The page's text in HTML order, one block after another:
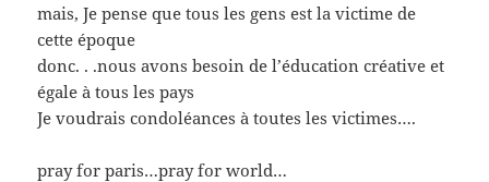
mais, Je pense que tous les gens est la victime de
cette époque
donc. . .nous avons besoin de l’éducation créative et
égale à tous les pays
Je voudrais condoléances à toutes les victimes….
pray for paris…pray for world…